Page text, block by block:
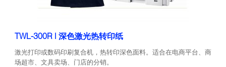
TWL-300R | 深色激光热转印纸
激光打印或数码印刷复合机，热转印深色面料。适合在电商平台、商
场超市、文具卖场、门店的分销。